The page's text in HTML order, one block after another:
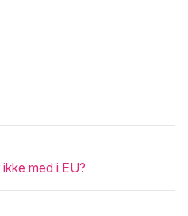
med i EU?